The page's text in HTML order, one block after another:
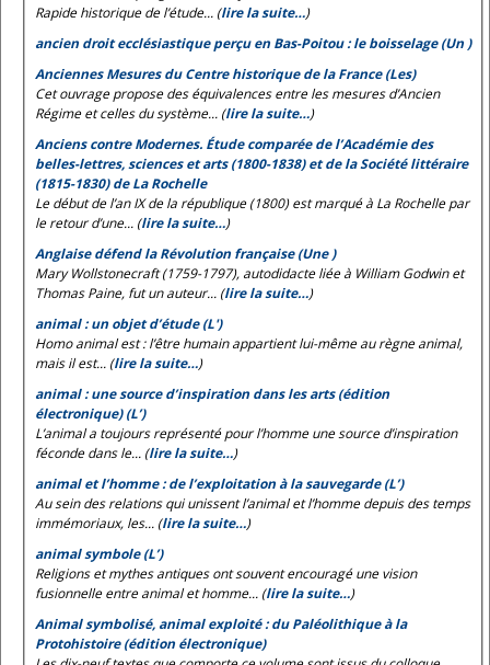
Rapide historique de l’étude... (lire la suite…)
ancien droit ecclésiastique perçu en Bas-Poitou : le boisselage (Un )
Anciennes Mesures du Centre historique de la France (Les)
Cet ouvrage propose des équivalences entre les mesures d’Ancien
Régime et celles du système... (lire la suite…)
Anciens contre Modernes. Étude comparée de l’Académie des
belles-lettres, sciences et arts (1800-1838) et de la Société littéraire
(1815-1830) de La Rochelle
Le début de l’an IX de la république (1800) est marqué à La Rochelle par
le retour d’une... (lire la suite…)
Anglaise défend la Révolution française (Une )
Mary Wollstonecraft (1759-1797), autodidacte liée à William Godwin et
Thomas Paine, fut un auteur... (lire la suite…)
animal : un objet d’étude (L')
Homo animal est: l’être humain appartient lui-même au règne animal,
mais il est... (lire la suite…)
animal : une source d’inspiration dans les arts (édition
électronique) (L’)
L’animal a toujours représenté pour l’homme une source d’inspiration
féconde dans le... (lire la suite…)
animal et l’homme : de l’exploitation à la sauvegarde (L’)
Au sein des relations qui unissent l’animal et l’homme depuis des temps
immémoriaux, les... (lire la suite…)
animal symbole (L’)
Religions et mythes antiques ont souvent encouragé une vision
fusionnelle entre animal et homme... (lire la suite…)
Animal symbolisé, animal exploité : du Paléolithique à la
Protohistoire (édition électronique)